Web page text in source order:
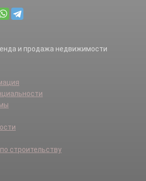
строительству